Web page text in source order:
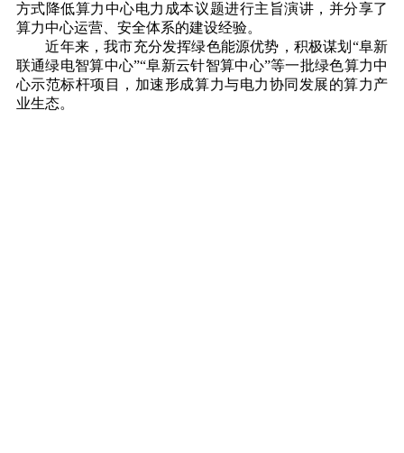
方式降低算力中心电力成本议题进行主旨演讲，并分享了
算力中心运营、安全体系的建设经验。
近年来，我市充分发挥绿色能源优势，积极谋划“阜新
联通绿电智算中心”“阜新云针智算中心”等一批绿色算力中
心示范标杆项目，加速形成算力与电力协同发展的算力产
业生态。